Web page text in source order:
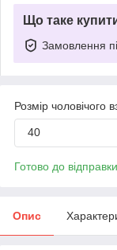
Що таке
Замовлення
Розмір чоловічого
40
Готово до відправки
Опис